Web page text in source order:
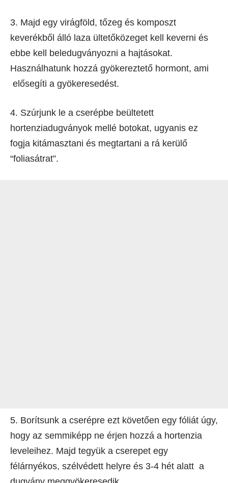
3. Majd egy virágföld, tőzeg és komposzt
keverékből álló laza ültetőközeget kell keverni és
ebbe kell beledugványozni a hajtásokat.
Használhatunk hozzá gyökereztető hormont, ami
elősegíti a gyökeresedést.
4. Szúrjunk le a cserépbe beültetett
hortenziadugványok mellé botokat, ugyanis ez
fogja kitámasztani és megtartani a rá kerülő
“foliasátrat”.
5. Borítsunk a cserépre ezt követően egy fóliát úgy,
hogy az semmiképp ne érjen hozzá a hortenzia
leveleihez. Majd tegyük a cserepet egy
félárnyékos, szélvédett helyre és 3-4 hét alatt a